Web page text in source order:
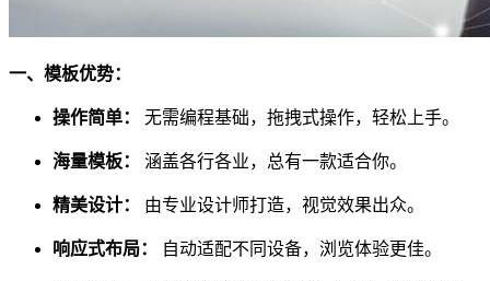
一、模板优势：
操作简单： 无需编程基础，拖拽式操作，轻松上手。
海量模板： 涵盖各行各业，总有一款适合你。
精美设计： 由专业设计师打造，视觉效果出众。
响应式布局： 自动适配不同设备，浏览体验更佳。